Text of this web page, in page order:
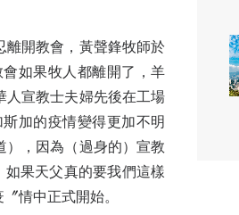
離開教會，黃聲鋒牧師於
如果牧人都離開了，羊
人宣教士夫婦先後在工場
加的疫情變得更加不明
，因為（過身的）宣教
果天父真的要我們這樣
情中正式開始。